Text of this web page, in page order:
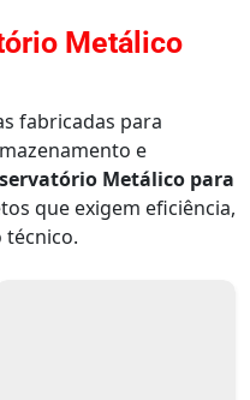
Metálico
fabricadas para
e
Metálico para
que exigem eficiência,
técnico.